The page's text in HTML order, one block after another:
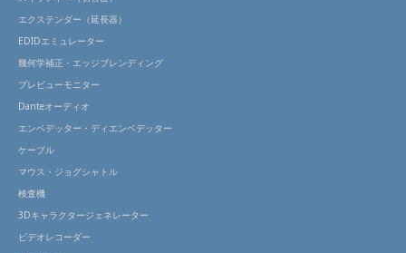
エクステンダー（延長器）
EDIDエミュレーター
幾何学補正・エッジブレンディング
プレビューモニター
Danteオーディオ
エンベデッター・ディエンベデッター
ケーブル
マウス・ジョグシャトル
検査機
3Dキャラクタージェネレーター
ビデオレコーダー